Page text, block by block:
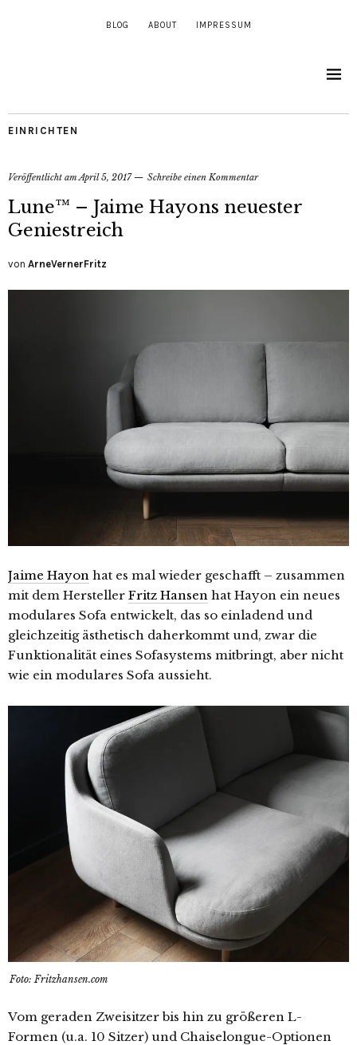
BLOG ABOUT IMPRESSUM
EINRICHTEN
Veröffentlicht amApril 5, 2017 Schreibe einen Kommentar
Lune™ – Jaime Hayons neuester
Geniestreich
von ArneVernerFritz
Jaime Hayon hat es mal wieder geschafft – zusammen
mit dem Hersteller Fritz Hansen hat Hayon ein neues
modulares Sofa entwickelt, das so einladend und
gleichzeitig ästhetisch daherkommt und, zwar die
Funktionalität eines Sofasystems mitbringt, aber nicht
wie ein modulares Sofa aussieht.
Foto: Fritzhansen.com
Vom geraden Zweisitzer bis hin zu größeren L-
Formen (u.a. 10 Sitzer) und Chaiselongue-Optionen